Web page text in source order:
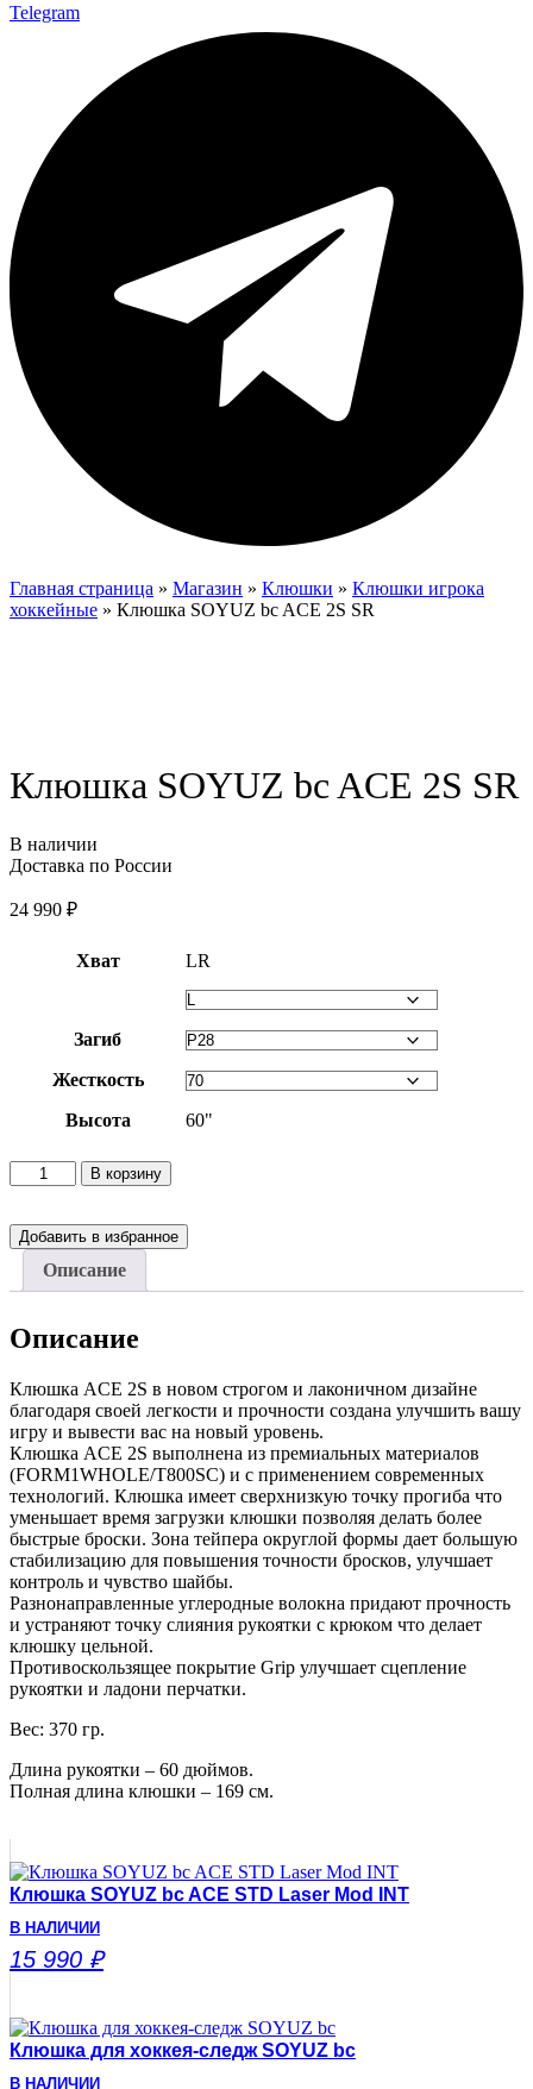
Telegram
Главная страница » Магазин » Клюшки » Клюшки игрока
хоккейные » Клюшка SOYUZ bc ACE 2S SR
Клюшка SOYUZ bc ACE 2S SR
В наличии
Доставка по России
24 990 ₽
Хват LR
Загиб
Жесткость
Высота
60"
Количество
товара
SOYUZ
bc
ACE
2S
В корзину
Добавить в избранное
Описание
Описание
Клюшка ACE 2S в новом строгом и лаконичном дизайне
благодаря своей легкости и прочности создана улучшить вашу
игру и вывести вас на новый уровень.
Клюшка ACE 2S выполнена из премиальных материалов
(FORM1WHOLE/T800SC) и с применением современных
технологий. Клюшка имеет сверхнизкую точку прогиба что
уменьшает время загрузки клюшки позволяя делать более
быстрые броски. Зона тейпера округлой формы дает большую
стабилизацию для повышения точности бросков, улучшает
контроль и чувство шайбы.
Разнонаправленные углеродные волокна придают прочность
и устраняют точку слияния рукоятки с крюком что делает
клюшку цельной.
Противоскользящее покрытие Grip улучшает сцепление
рукоятки и ладони перчатки.
Вес: 370 гр.
Длина рукоятки – 60 дюймов.
Полная длина клюшки – 169 см.
Клюшка SOYUZ bc ACE STD Laser Mod INT
В НАЛИЧИИ
15 990 ₽
Клюшка для хоккея-следж SOYUZ bc
В НАЛИЧИИ